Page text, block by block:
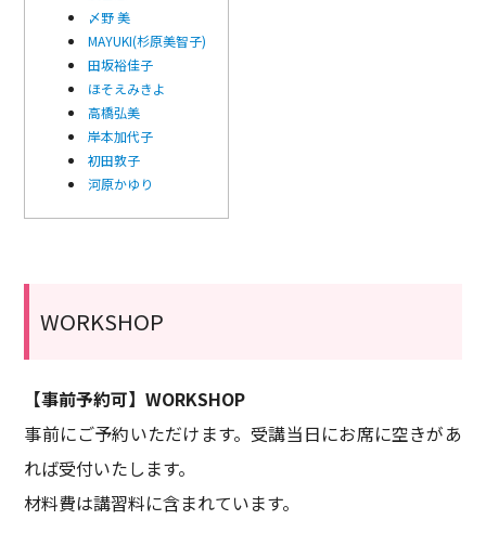
〆野 美
MAYUKI(杉原美智子)
田坂裕佳子
ほそえみきよ
高橋弘美
岸本加代子
初田敦子
河原かゆり
WORKSHOP
【事前予約可】WORKSHOP
事前にご予約いただけます。受講当日にお席に空きがあ
れば受付いたします。
材料費は講習料に含まれています。